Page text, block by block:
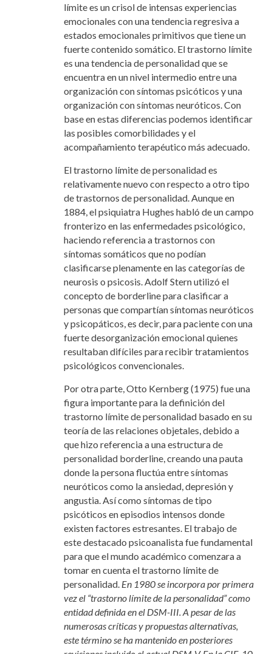
límite es un crisol de intensas experiencias
emocionales con una tendencia regresiva a
estados emocionales primitivos que tiene un
fuerte contenido somático. El trastorno límite
es una tendencia de personalidad que se
encuentra en un nivel intermedio entre una
organización con síntomas psicóticos y una
organización con síntomas neuróticos. Con
base en estas diferencias podemos identificar
las posibles comorbilidades y el
acompañamiento terapéutico más adecuado.
El trastorno límite de personalidad es
relativamente nuevo con respecto a otro tipo
de trastornos de personalidad. Aunque en
1884, el psiquiatra Hughes habló de un campo
fronterizo en las enfermedades psicológico,
haciendo referencia a trastornos con
síntomas somáticos que no podían
clasificarse plenamente en las categorías de
neurosis o psicosis. Adolf Stern utilizó el
concepto de borderline para clasificar a
personas que compartían síntomas neuróticos
y psicopáticos, es decir, para paciente con una
fuerte desorganización emocional quienes
resultaban difíciles para recibir tratamientos
psicológicos convencionales.
Por otra parte, Otto Kernberg (1975) fue una
figura importante para la definición del
trastorno límite de personalidad basado en su
teoría de las relaciones objetales, debido a
que hizo referencia a una estructura de
personalidad borderline, creando una pauta
donde la persona fluctúa entre síntomas
neuróticos como la ansiedad, depresión y
angustia. Así como síntomas de tipo
psicóticos en episodios intensos donde
existen factores estresantes. El trabajo de
este destacado psicoanalista fue fundamental
para que el mundo académico comenzara a
tomar en cuenta el trastorno límite de
personalidad. En 1980 se incorpora por primera
vez el “trastorno límite de la personalidad” como
entidad definida en el DSM-III. A pesar de las
numerosas críticas y propuestas alternativas,
este término se ha mantenido en posteriores